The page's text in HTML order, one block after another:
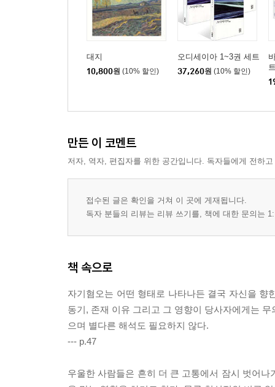
대지
10,800원 (10% 할인)
오디세이아 1~3권 세트
37,260원 (10% 할인)
만든 이 코멘트
저자, 역자, 편집자를 위한 공간입니다. 독자들에게 전하
접수된 글은 확인을 거쳐 이 곳에 게재됩니다.
독자 분들의 리뷰는 리뷰 쓰기를, 책에 대한 문의는
책 속으로
자기혐오는 어떤 형태로 나타나든 결국 자신을
동기, 존재 이유 그리고 그 영향이 당사자에게는
으며 별다른 해석도 필요하지 않다.
--- p.47
우울한 사람들은 흔히 더 큰 고통에서 잠시 벗어